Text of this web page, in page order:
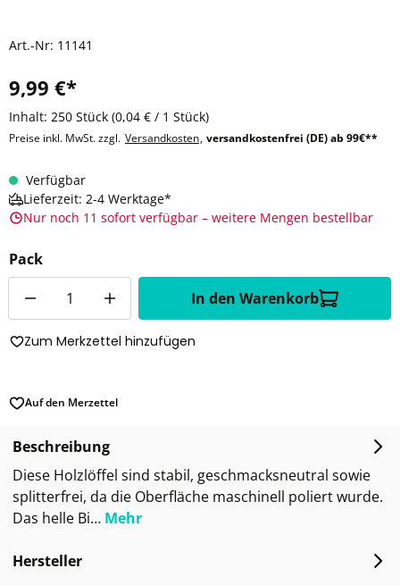
Art.-Nr: 11141
9,99 €*
Inhalt: 250 Stück (0,04 € / 1 Stück)
Preise inkl. MwSt. zzgl. Versandkosten, versandkostenfrei (DE) ab 99€**
Verfügbar
Lieferzeit: 2-4 Werktage*
Nur noch 11 sofort verfügbar – weitere Mengen bestellbar
Pack
In den Warenkorb
Zum Merkzettel hinzufügen
Auf den Merzettel
Beschreibung
Diese Holzlöffel sind stabil, geschmacksneutral sowie
splitterfrei, da die Oberfläche maschinell poliert wurde.
Das helle Bi… Mehr
Hersteller